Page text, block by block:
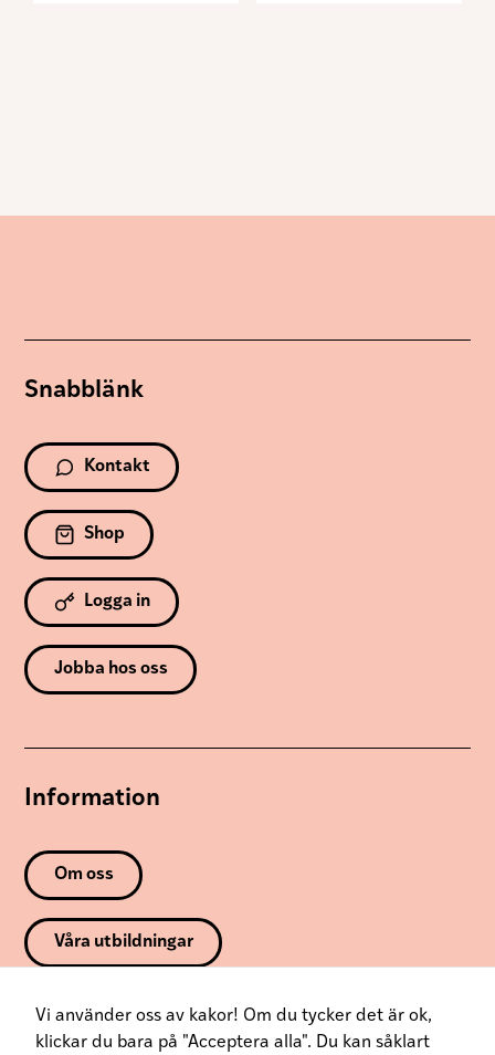
Snabblänk
Kontakt
Shop
Logga in
Jobba hos oss
Information
Om oss
Våra utbildningar
Varumärken
Vi använder oss av kakor! Om du tycker det är ok,
klickar du bara på "Acceptera alla". Du kan såklart